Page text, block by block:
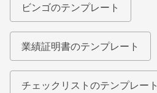
ビンゴのテンプレート
業績証明書のテンプレート
チェックリストのテンプレート